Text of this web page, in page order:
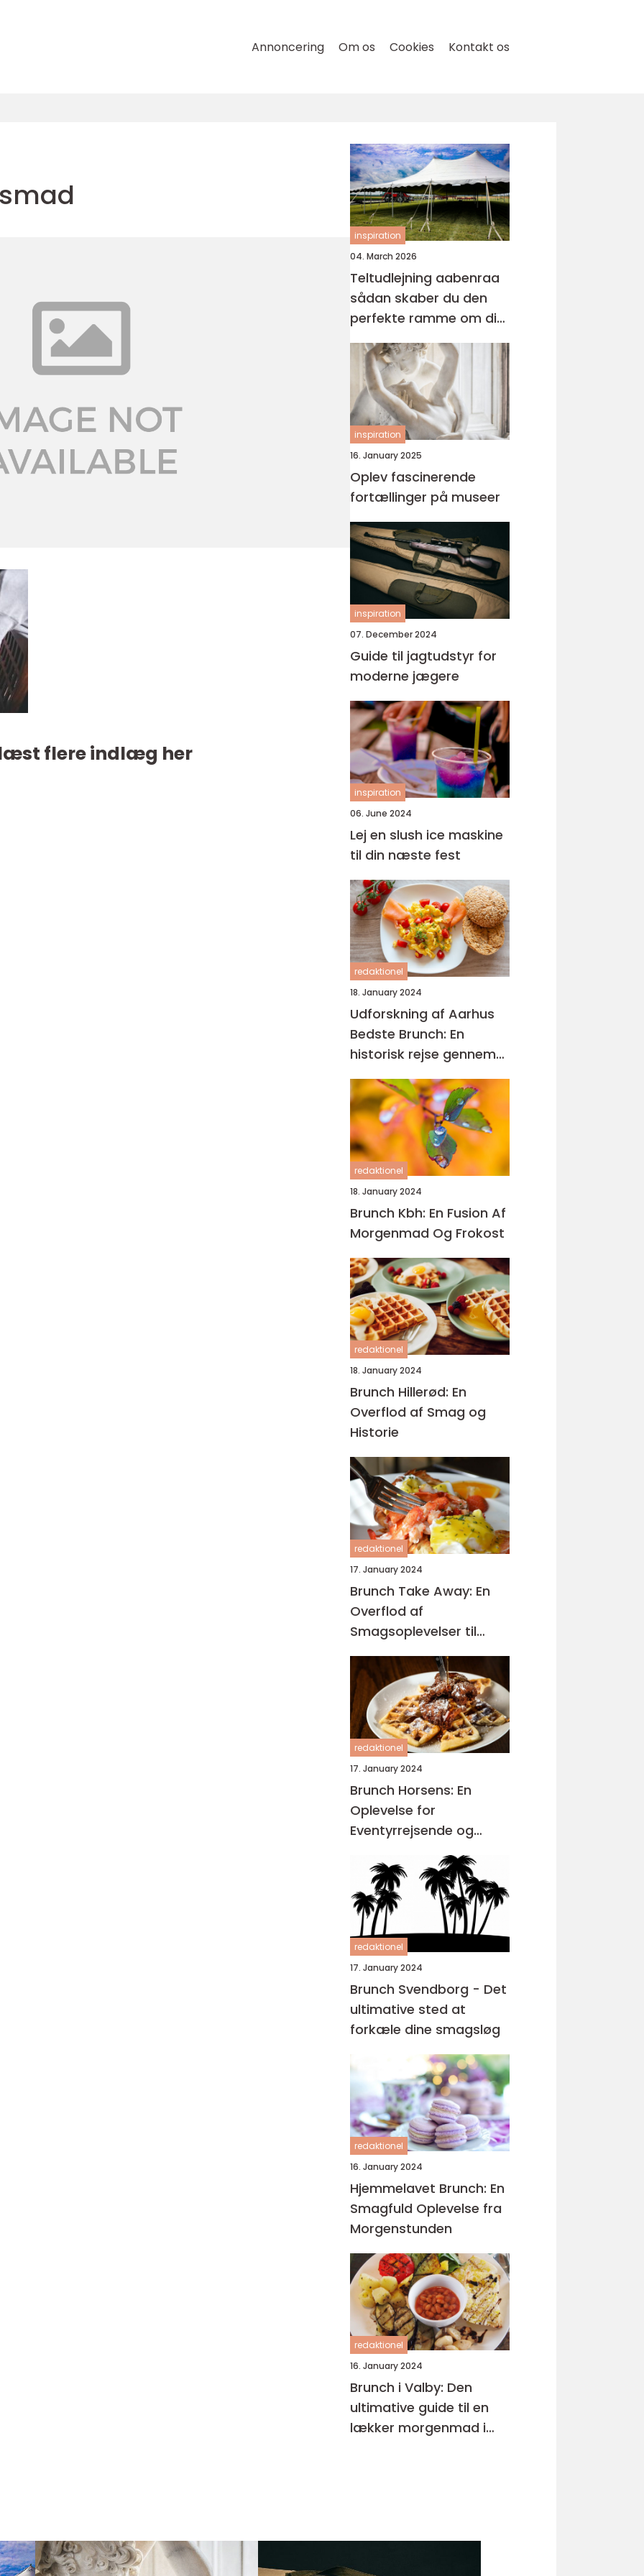
Annoncering Om os Cookies Kontakt os
flere indlæg her
inspiration
04. March 2026
Teltudlejning aabenraa
sådan skaber du den
perfekte ramme om din
fest
inspiration
16. January 2025
Oplev fascinerende
fortællinger på museer
inspiration
07. December 2024
Guide til jagtudstyr for
moderne jægere
inspiration
06. June 2024
Lej en slush ice maskine
til din næste fest
redaktionel
18. January 2024
Udforskning af Aarhus
Bedste Brunch: En
historisk rejse gennem
gastronomisk
mangfoldighed
redaktionel
18. January 2024
Brunch Kbh: En Fusion Af
Morgenmad Og Frokost
redaktionel
18. January 2024
Brunch Hillerød: En
Overflod af Smag og
Historie
redaktionel
17. January 2024
Brunch Take Away: En
Overflod af
Smagsoplevelser til
Dem på Farten
redaktionel
17. January 2024
Brunch Horsens: En
Oplevelse for
Eventyrrejsende og
redaktionel
17. January 2024
Brunch Svendborg - Det
ultimative sted at
forkæle dine smagsløg
redaktionel
16. January 2024
Hjemmelavet Brunch: En
Smagfuld Oplevelse fra
Morgenstunden
redaktionel
16. January 2024
Brunch i Valby: Den
ultimative guide til en
lækker morgenmad i